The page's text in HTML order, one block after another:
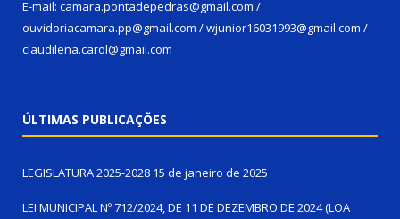
E-mail: camara.pontadepedras@gmail.com /
ouvidoriacamara.pp@gmail.com / wjunior16031993@gmail.com /
claudilena.carol@gmail.com
ÚLTIMAS PUBLICAÇÕES
LEGISLATURA 2025-2028 15 de janeiro de 2025
LEI MUNICIPAL Nº 712/2024, DE 11 DE DEZEMBRO DE 2024 (LOA